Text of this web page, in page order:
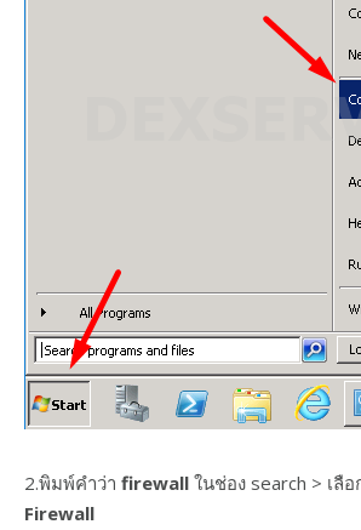
2.พิมพ์คำว่า firewall ในช่อง search > เลือ
Firewall